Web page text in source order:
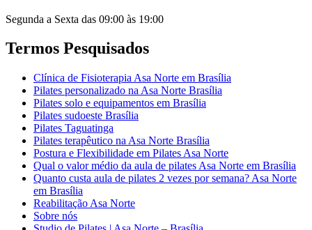
Segunda a Sexta das 09:00 às 19:00
Termos Pesquisados
Clínica de Fisioterapia Asa Norte em Brasília
Pilates personalizado na Asa Norte Brasília
Pilates solo e equipamentos em Brasília
Pilates sudoeste Brasília
Pilates Taguatinga
Pilates terapêutico na Asa Norte Brasília
Postura e Flexibilidade em Pilates Asa Norte
Qual o valor médio da aula de pilates Asa Norte em Brasília
Quanto custa aula de pilates 2 vezes por semana? Asa Norte
em Brasília
Reabilitação Asa Norte
Sobre nós